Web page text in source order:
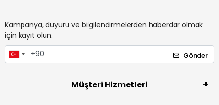
Kampanya, duyuru ve bilgilendirmelerden haberdar olmak
için kayıt olun.
Gönder
Müşteri Hizmetleri